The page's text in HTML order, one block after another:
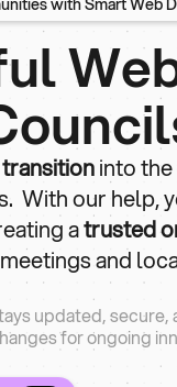
with Smart Web
into
With our help,
atrusted
and
updated,
for ongoing